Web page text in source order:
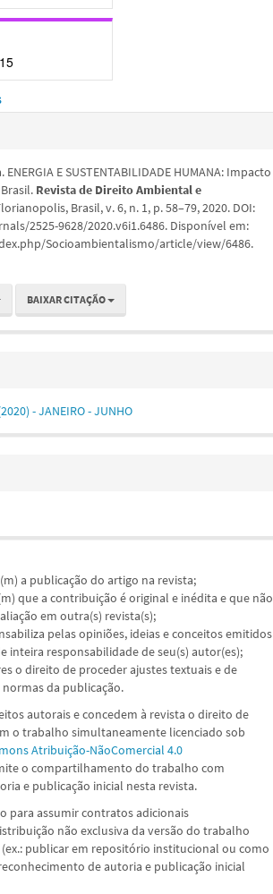
15
E SUSTENTABILIDADE HUMANA: Impacto
Revista de Direito Ambiental e
Brasil, v. 6, n. 1, p. 58–79, 2020. DOI:
2525-9628/2020.v6i1.6486. Disponível em:
Socioambientalismo/article/view/6486.
BAIXAR CITAÇÃO
- JANEIRO - JUNHO
a publicação do artigo na revista;
que a contribuição é original e inédita e que não
em outra(s) revista(s);
pelas opiniões, ideias e conceitos emitidos
inteira responsabilidade de seu(s) autor(es);
o direito de proceder ajustes textuais e de
da publicação.
autorais e concedem à revista o direito de
o trabalho simultaneamente licenciado sob
Atribuição-NãoComercial 4.0
o compartilhamento do trabalho com
e publicação inicial nesta revista.
para assumir contratos adicionais
não exclusiva da versão do trabalho
publicar em repositório institucional ou como
de autoria e publicação inicial